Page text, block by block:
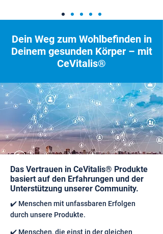
Dein Weg zum Wohlbefinden in
Deinem gesunden Körper – mit
CeVitalis®
Das Vertrauen in CeVitalis® Produkte
basiert auf den Erfahrungen und der
Unterstützung unserer Community.
✔️ Menschen mit unfassbaren Erfolgen
durch unsere Produkte.
✔️ Menschen, die einst in der gleichen